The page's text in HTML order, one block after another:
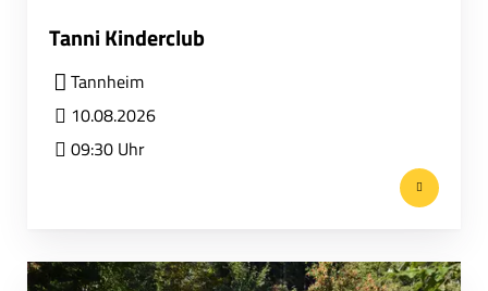
Tanni Kinderclub
Tannheim
10.08.2026
09:30 Uhr